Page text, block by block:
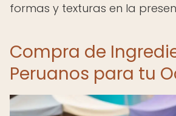
formas y texturas en la
Compra de
Peruanos para tu